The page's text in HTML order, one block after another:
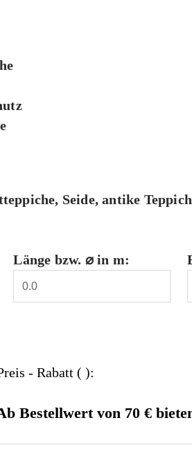
Seide, antike
Länge bzw. ⌀ in m:
- Rabatt ( ):
Bestellwert von 70 €